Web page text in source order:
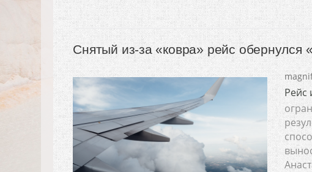
Снятый из-за «ковра» рейс обернулся
Рейс